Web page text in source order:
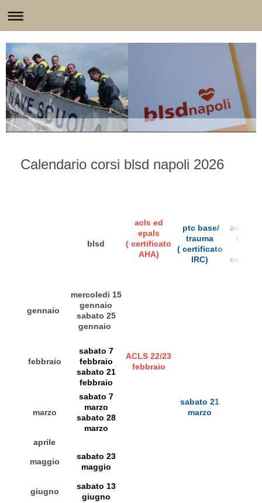
Calendario corsi blsd napoli 2026
blsd
acls ed
epals
( certificato
AHA)
ptc base/
trauma
( certificato
IRC)
gennaio
mercoledi 15
gennaio
sabato 25
gennaio
febbraio
sabato 7
febbraio
sabato 21
febbraio
ACLS 22/23
febbraio
marzo
sabato 7
marzo
sabato 28
marzo
sabato 21
marzo
aprile
maggio
sabato 23
maggio
giugno
sabato 13
giugno